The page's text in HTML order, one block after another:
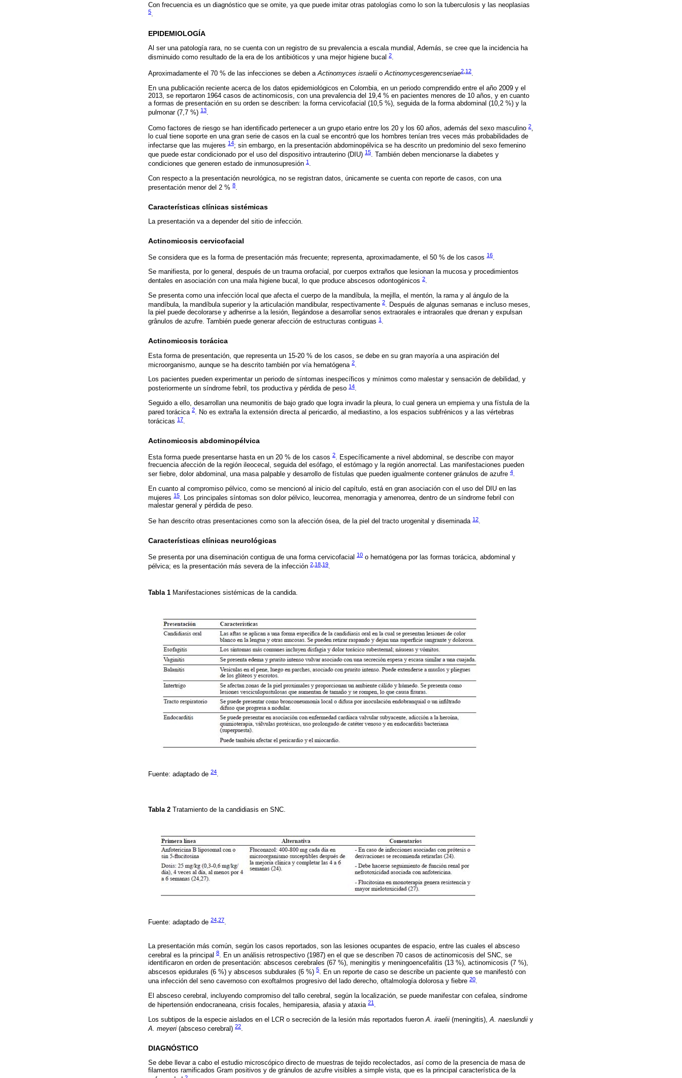
Con frecuencia es un diagnóstico que se omite, ya que puede imitar otras patologías como lo son la tuberculosis y las neoplasias
5.
EPIDEMIOLOGÍA
Al ser una patología rara, no se cuenta con un registro de su prevalencia a escala mundial, Además, se cree que la incidencia ha
disminuido como resultado de la era de los antibióticos y una mejor higiene bucal 2.
Aproximadamente el 70 % de las infecciones se deben aActinomyces israelii oActinomycesgerencseriae2 12.
En una publicación reciente acerca de los datos epidemiológicos en Colombia, en un periodo comprendido entre el año 2009 y el
2013, se reportaron 1964 casos de actinomicosis, con una prevalencia del 19,4 % en pacientes menores de 10 años, y en cuanto
a formas de presentación en su orden se describen: la forma cervicofacial (10,5 %), seguida de la forma abdominal (10,2 %) y la
pulmonar (7,7 %) 13
Como factores de riesgo se han identificado pertenecer a un grupo etario entre los 20 y los 60 años, además del sexo masculino 2,
lo cual tiene soporte en una gran serie de casos en la cual se encontró que los hombres tenían tres veces más probabilidades de
infectarse que las mujeres 14; sin embargo, en la presentación abdominopélvica se ha descrito un predominio del sexo femenino
que puede estar condicionado por el uso del dispositivo intrauterino (DIU) 15. También deben mencionarse la diabetes y
condiciones que generen estado de inmunosupresión 1 .
Con respecto a la presentación neurológica, no se registran datos, únicamente se cuenta con reporte de casos, con una
presentación menor del 2 % 8.
Características clínicas sistémicas
La presentación va a depender del sitio de infección.
Actinomicosis cervicofacial
Se considera que es la forma de presentación más frecuente; representa, aproximadamente, el 50 % de los casos 16.
Se manifiesta, por lo general, después de un trauma orofacial, por cuerpos extraños que lesionan la mucosa y procedimientos
dentales en asociación con una mala higiene bucal, lo que produce abscesos odontogénicos 2.
Se presenta como una infección local que afecta el cuerpo de la mandíbula, la mejilla, el mentón, la rama y al ángulo de la
mandíbula, la mandíbula superior y la articulación mandibular, respectivamente 2. Después de algunas semanas e incluso meses,
la piel puede decolorarse y adherirse a la lesión, llegándose a desarrollar senos extraorales e intraorales que drenan y expulsan
grânulos de azufre. También puede generar afección de estructuras contiguas 1 .
Actinomicosis torácica
Esta forma de presentación, que representa un 15-20 % de los casos, se debe en su gran mayoría a una aspiración del
microorganismo, aunque se ha descrito también por vía hematógena 2.
Los pacientes pueden experimentar un periodo de síntomas inespecíficos y mínimos como malestar y sensación de debilidad, y
posteriormente un síndrome febril, tos productiva y pérdida de peso 14.
Seguido a ello, desarrollan una neumonitis de bajo grado que logra invadir la pleura, lo cual genera un empiema y una fístula de la
pared torácica 2. No es extraña la extensión directa al pericardio, al mediastino, a los espacios subfrénicos y a las vértebras
torácicas 17.
Actinomicosis abdominopélvica
Esta forma puede presentarse hasta en un 20 % de los casos 2. Específicamente a nivel abdominal, se describe con mayor
frecuencia afección de la región ileocecal, seguida del esófago, el estómago y la región anorrectal. Las manifestaciones pueden
ser fiebre, dolor abdominal, una masa palpable y desarrollo de fístulas que pueden igualmente contener gránulos de azufre 4.
En cuanto al compromiso pélvico, como se mencionó al inicio del capítulo, está en gran asociación con el uso del DIU en las
mujeres 15. Los principales síntomas son dolor pélvico, leucorrea, menorragia y amenorrea, dentro de un síndrome febril con
malestar general y pérdida de peso.
Se han descrito otras presentaciones como son la afección ósea, de la piel del tracto urogenital y diseminada 12.
Características clínicas neurológicas
Se presenta por una diseminación contigua de una forma cervicofacial 10 o hematógena por las formas torácica, abdominal y
pélvica; es la presentación más severa de la infección 2,18,19.
Tabla 1 Manifestaciones sistémicas de la candida.
Fuente: adaptado de 24
Tabla 2 Tratamiento de la candidiasis en SNC.
Fuente: adaptado de 24 27.
La presentación más común, según los casos reportados, son las lesiones ocupantes de espacio, entre las cuales el absceso
cerebral es la principal 8. En un análisis retrospectivo (1987) en el que se describen 70 casos de actinomicosis del SNC, se
identificaron en orden de presentación: abscesos cerebrales (67 %), meningitis y meningoencefalitis (13 %), actinomicosis (7 %),
abscesos epidurales (6 %) y abscesos subdurales (6 %) 5. En un reporte de caso se describe un paciente que se manifestó con
una infección del seno cavernoso con exoftalmos progresivo del lado derecho, oftalmología dolorosa y fiebre 20.
El absceso cerebral, incluyendo compromiso del tallo cerebral, según la localización, se puede manifestar con cefalea, síndrome
de hipertensión endocraneana, crisis focales, hemiparesia, afasia y ataxia 21 .
Los subtipos de la especie aislados en el LCR o secreción de la lesión más reportados fueron A. iraelii (meningitis), A. naeslundii y
A. meyeri (absceso cerebral) 22
DIAGNÓSTICO
Se debe llevar a cabo el estudio microscópico directo de muestras de tejido recolectados, así como de la presencia de masa de
filamentos ramificados Gram positivos y de gránulos de azufre visibles a simple vista, que es la principal característica de la